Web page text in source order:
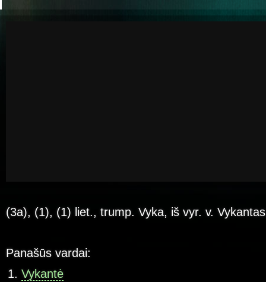
(3a), (1), (1) liet., trump. Vyka, iš vyr. v. Vykantas
Panašūs vardai:
Vykantė